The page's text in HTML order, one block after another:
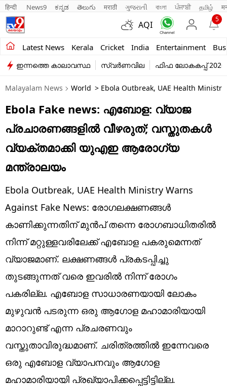
हिन्दी News9 ಕನ್ನಡ తెలుగు मराठी ગુજરાતી বাংলা ਪੰਜਾਬੀ தமிழ்
AQI
5
Latest News Kerala Cricket India Entertainment
Kerala
India
Entertainment
Business
Education
Sports
Lifestyle
world
Technology
Religion
Web Story
Photo
Short Videos
ഇന്നത്തെ കാലാവസ്ഥ സ്വർണവില ഫിഫ ലോകകപ്പ് 2026
Malayalam News World > Ebola Outbreak, UAE Health
Ebola Fake news: എബോള: വ്യാജ
പ്രചാരണങ്ങളിൽ വീഴരുത്; വസ്തുതകൾ
വ്യക്തമാക്കി യുഎഇ ആരോഗ്യ
മന്ത്രാലയം
Ebola Outbreak, UAE Health Ministry Warns
Against Fake News: രോഗലക്ഷണങ്ങൾ
കാണിക്കുന്നതിന് മുൻപ് തന്നെ രോഗബാധിതരിൽ
നിന്ന് മറ്റുള്ളവരിലേക്ക് എബോള പകരുമെന്നത്
വ്യാജമാണ്. ലക്ഷണങ്ങൾ പ്രകടപ്പിച്ചു
തുടങ്ങുന്നത് വരെ ഇവരിൽ നിന്ന് രോഗം
പകരില്ല. എബോള സാധാരണയായി ലോകം
മുഴുവൻ പടരുന്ന ഒരു ആഗോള മഹാമാരിയായി
മാറാറുണ്ട് എന്ന പ്രചരണവും
വസ്തുതാവിരുദ്ധമാണ്. ചരിത്രത്തിൽ ഇന്നേവരെ
ഒരു എബോള വ്യാപനവും ആഗോള
മഹാമാരിയായി പ്രഖ്യാപിക്കപ്പെട്ടിട്ടില്ല.